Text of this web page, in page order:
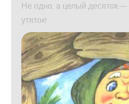
Не одно, а целый
утяток!